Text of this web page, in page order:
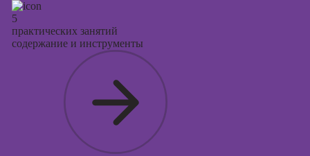
5
практических занятий
содержание и инструменты